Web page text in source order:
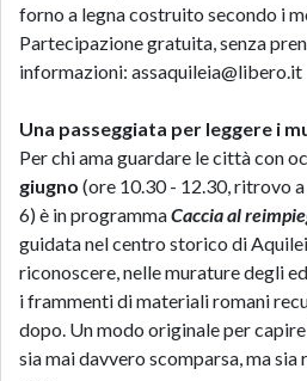
forno a legna costruito secondo i
Partecipazione gratuita, senza
informazioni: assaquileia@libero.it
Una passeggiata per leggere i
Per chi ama guardare le città con
giugno (ore 10.30 - 12.30, ritrovo
6) è in programmaCaccia al
guidata nel centro storico di
riconoscere, nelle murature degli
i frammenti di materiali romani
dopo. Un modo originale per
sia mai davvero scomparsa, ma